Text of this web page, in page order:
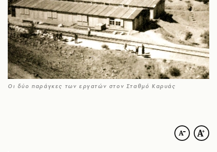
Οι δύο παράγκες των εργατών στον Σταθμό Καρυάς